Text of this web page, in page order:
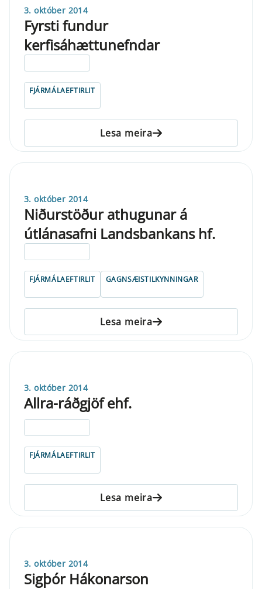
3. október 2014
Fyrsti fundur
kerfisáhættunefndar
FJÁRMÁLAEFTIRLIT
Lesa meira
3. október 2014
Niðurstöður athugunar á
útlánasafni Landsbankans hf.
FJÁRMÁLAEFTIRLIT GAGNSÆISTILKYNNINGAR
Lesa meira
3. október 2014
Allra-ráðgjöf ehf.
FJÁRMÁLAEFTIRLIT
Lesa meira
3. október 2014
Sigþór Hákonarson